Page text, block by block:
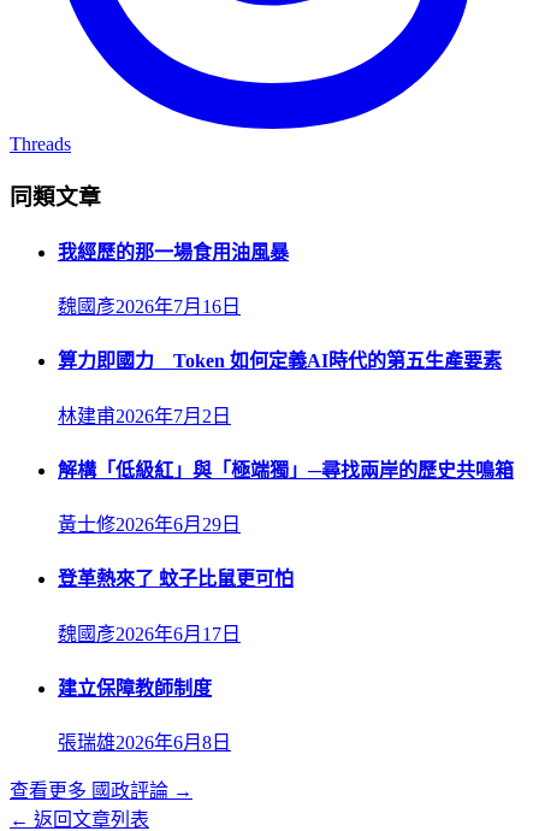
Threads
同類文章
我經歷的那一場食用油風暴
魏國彥2026年7月16日
算力即國力 Token 如何定義AI時代的第五生產要素
林建甫2026年7月2日
解構「低級紅」與「極端獨」─尋找兩岸的歷史共鳴箱
黃士修2026年6月29日
登革熱來了 蚊子比鼠更可怕
魏國彥2026年6月17日
建立保障教師制度
張瑞雄2026年6月8日
查看更多 國政評論 →
← 返回文章列表